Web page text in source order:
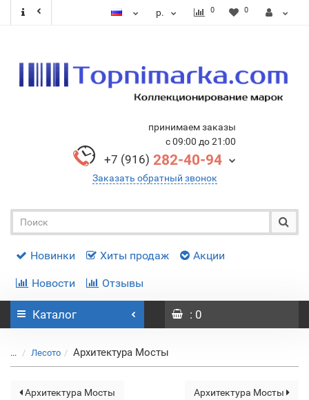
р. 0 0
принимаем заказы
с 09:00 до 21:00
+7 (916) 282-40-94
Заказать обратный звонок
Новинки Хиты продаж Акции
Новости Отзывы
Каталог : 0
... Лесото Архитектура Мосты
Архитектура Мосты Архитектура Мосты